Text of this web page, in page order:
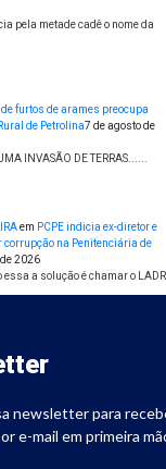
pela metade cadê o nome da
furtos de arames preocupa
de Petrolina7 de agosto de
INVASÃO DE TERRAS......
em PCPE indicia ex-diretor e
na Penitenciária de
2026
essa a solução é chamar o
newsletter para
e-mail em primeira